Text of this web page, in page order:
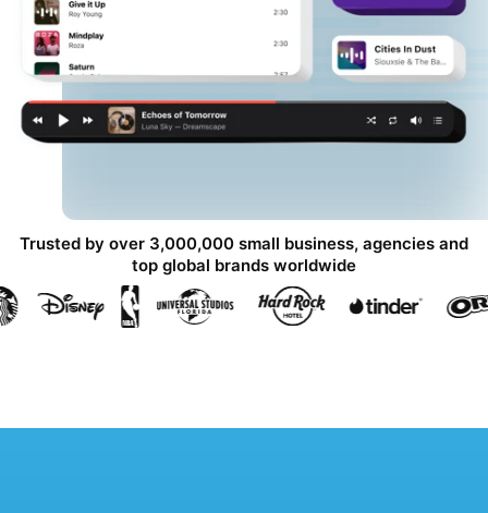
Trusted by over 3,000,000 small business, agencies and
top global brands worldwide